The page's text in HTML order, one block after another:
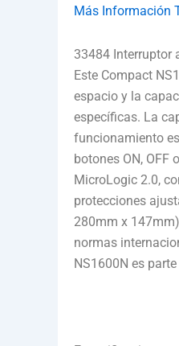
Más Información
33484 Interruptor
Este Compact
espacio y la
específicas. La
funcionamiento
botones ON,
MicroLogic 2.0,
protecciones
280mm x
normas
NS1600N es